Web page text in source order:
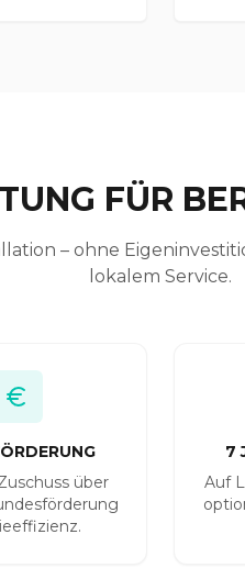
FÜR
– ohne
lokalem Service.
über
7
Auf